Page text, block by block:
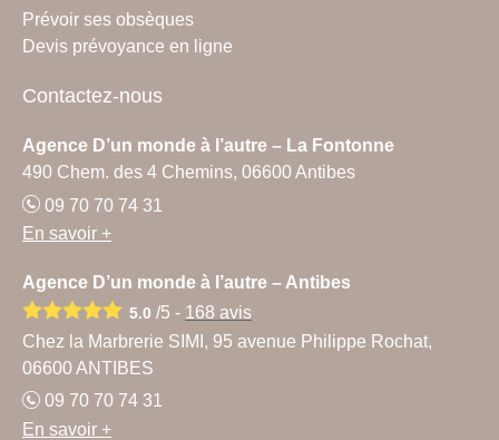
Prévoir ses obsèques
Devis prévoyance en ligne
Contactez-nous
Agence D’un monde à l’autre – La Fontonne
490 Chem. des 4 Chemins, 06600 Antibes
09 70 70 74 31
En savoir +
Agence D’un monde à l’autre – Antibes
5.0 /5 - 168 avis
Chez la Marbrerie SIMI, 95 avenue Philippe Rochat,
06600 ANTIBES
09 70 70 74 31
En savoir +